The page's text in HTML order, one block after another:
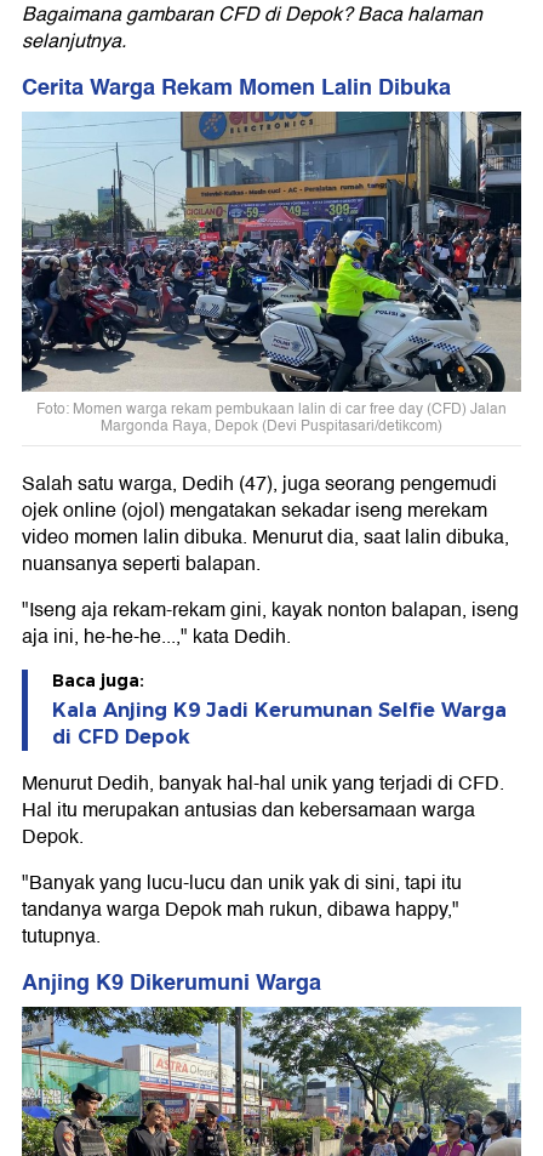
Bagaimana gambaran CFD di Depok? Baca halaman
selanjutnya.
Cerita Warga Rekam Momen Lalin Dibuka
Foto: Momen warga rekam pembukaan lalin di car free day (CFD) Jalan
Margonda Raya, Depok (Devi Puspitasari/detikcom)
Salah satu warga, Dedih (47), juga seorang pengemudi
ojek online (ojol) mengatakan sekadar iseng merekam
video momen lalin dibuka. Menurut dia, saat lalin dibuka,
nuansanya seperti balapan.
"Iseng aja rekam-rekam gini, kayak nonton balapan, iseng
aja ini, he-he-he...," kata Dedih.
Baca juga:
Kala Anjing K9 Jadi Kerumunan Selfie Warga
di CFD Depok
Menurut Dedih, banyak hal-hal unik yang terjadi di CFD.
Hal itu merupakan antusias dan kebersamaan warga
Depok.
"Banyak yang lucu-lucu dan unik yak di sini, tapi itu
tandanya warga Depok mah rukun, dibawa happy,"
tutupnya.
Anjing K9 Dikerumuni Warga